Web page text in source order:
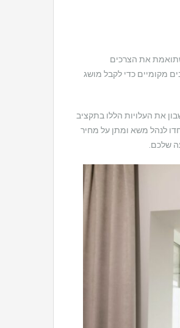
את הצרכים
מקומיים כדי לקבל מושג
את העלויות הללו בתקציב
לנהל משא ומתן על מחיר
שלכם.